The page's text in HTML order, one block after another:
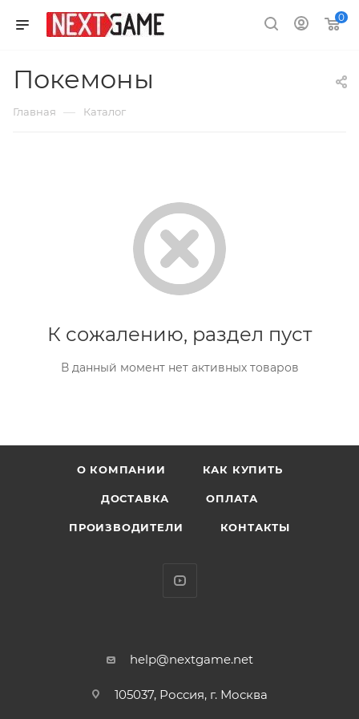
0
Покемоны
Главная — Каталог
К сожалению, раздел пуст
В данный момент нет активных товаров
О КОМПАНИИ КАК КУПИТЬ
ДОСТАВКА ОПЛАТА
ПРОИЗВОДИТЕЛИ КОНТАКТЫ
help@nextgame.net
105037, Россия, г. Москва